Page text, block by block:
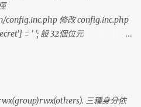
修改 config.inc.php
= ' '; 設 32個位元
三種身分依